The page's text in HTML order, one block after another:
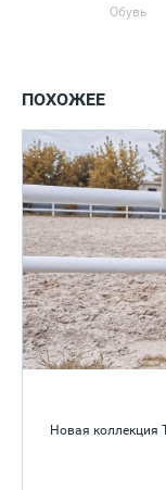
Обувь
ПОХОЖЕЕ
Новая коллекция